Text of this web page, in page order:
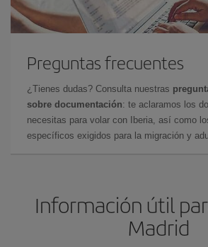
Preguntas frecuentes
¿Tienes dudas? Consulta nuestras
sobre documentación: te aclaramos los
necesitas para volar con Iberia, así como
específicos exigidos para la migración y
Información útil
Madrid